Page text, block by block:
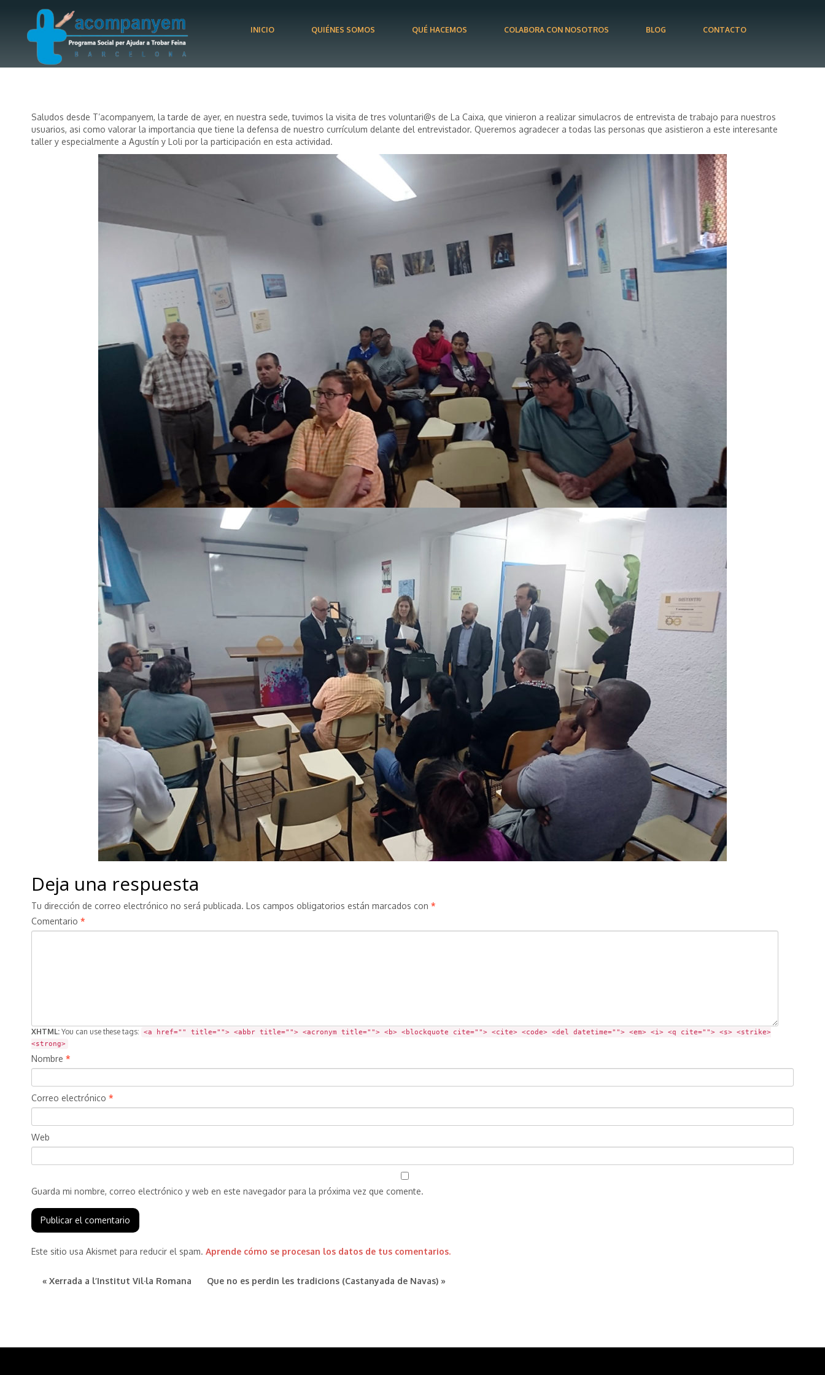
INICIO QUIÉNES SOMOS QUÉ HACEMOS COLABORA CON NOSOTROS BLOG CONTACTO
Saludos desde T’acompanyem, la tarde de ayer, en nuestra sede, tuvimos la visita de tres voluntari@s de La Caixa, que vinieron a realizar simulacros de entrevista de trabajo para nuestros
usuarios, asi como valorar la importancia que tiene la defensa de nuestro currículum delante del entrevistador. Queremos agradecer a todas las personas que asistieron a este interesante
taller y especialmente a Agustín y Loli por la participación en esta actividad.
Deja una respuesta
Tu dirección de correo electrónico no será publicada. Los campos obligatorios están marcados con *
Comentario *
XHTML: You can use these tags:
<a href="" title=""> <abbr title=""> <acronym title=""> <b> <blockquote cite=""> <cite> <code> <del datetime=""> <em> <i> <q cite=""> <s> <strike>
<strong>
Nombre *
Correo electrónico *
Web
Guarda mi nombre, correo electrónico y web en este navegador para la próxima vez que comente.
Este sitio usa Akismet para reducir el spam. Aprende cómo se procesan los datos de tus comentarios.
« Xerrada a l’Institut Vil·la Romana Que no es perdin les tradicions (Castanyada de Navas) »